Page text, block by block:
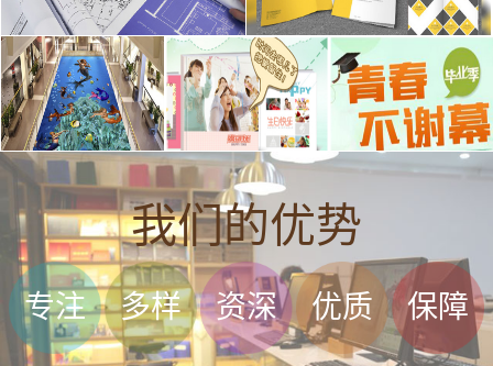
我们的优势
专注 多样 资深 优质 保障